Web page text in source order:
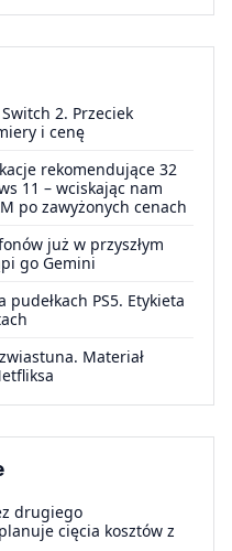
2. Przeciek
i cenę
rekomendujące 32
11 – wciskając nam
po zawyżonych cenach
już w przyszłym
go Gemini
PS5. Etykieta
Materiał
drugiego
cięcia kosztów z